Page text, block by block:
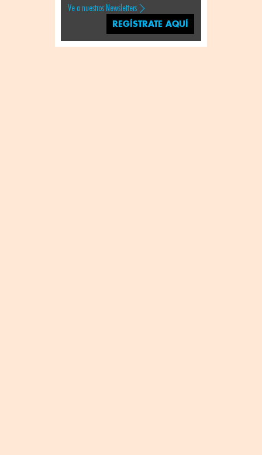
Ve a nuestros Newsletters
REGÍSTRATE AQUÍ